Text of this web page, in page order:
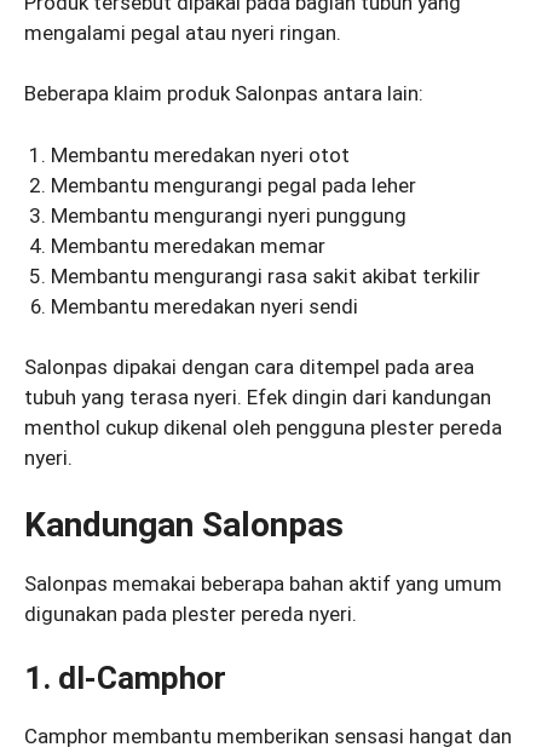
mengalami pegal atau nyeri ringan.
Beberapa klaim produk Salonpas antara lain:
Membantu meredakan nyeri otot
Membantu mengurangi pegal pada leher
Membantu mengurangi nyeri punggung
Membantu meredakan memar
Membantu mengurangi rasa sakit akibat terkilir
Membantu meredakan nyeri sendi
Salonpas dipakai dengan cara ditempel pada area
tubuh yang terasa nyeri. Efek dingin dari kandungan
menthol cukup dikenal oleh pengguna plester pereda
nyeri.
Kandungan Salonpas
Salonpas memakai beberapa bahan aktif yang umum
digunakan pada plester pereda nyeri.
1. dl-Camphor
Camphor membantu memberikan sensasi hangat dan